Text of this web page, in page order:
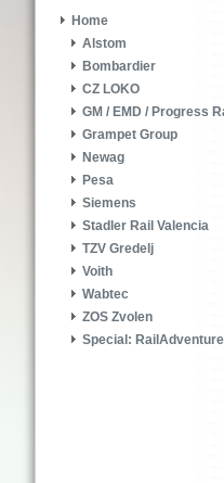
Home
Alstom
Bombardier
CZ LOKO
GM / EMD / Progress
Grampet Group
Newag
Pesa
Siemens
Stadler Rail Valencia
TZV Gredelj
Voith
Wabtec
ZOS Zvolen
Special: RailAdventure